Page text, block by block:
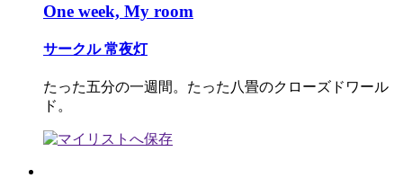
One week, My room
サークル 常夜灯
たった五分の一週間。たった八畳のクローズドワール
ド。